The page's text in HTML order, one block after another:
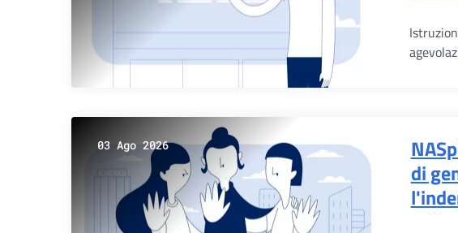
03 Ago 2026
di